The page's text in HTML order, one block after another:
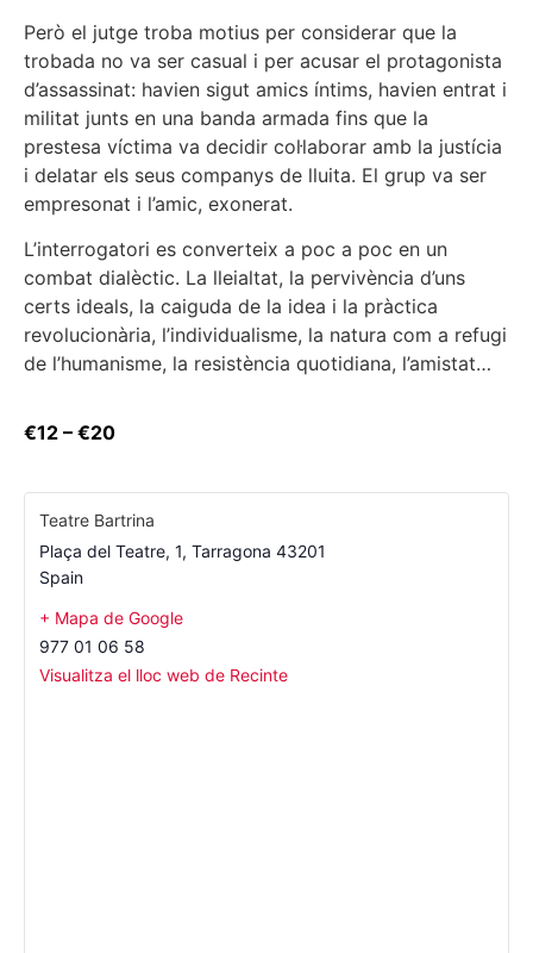
Però el jutge troba motius per considerar que la
trobada no va ser casual i per acusar el protagonista
d’assassinat: havien sigut amics íntims, havien entrat i
militat junts en una banda armada fins que la
prestesa víctima va decidir col·laborar amb la justícia
i delatar els seus companys de lluita. El grup va ser
empresonat i l’amic, exonerat.
L’interrogatori es converteix a poc a poc en un
combat dialèctic. La lleialtat, la pervivència d’uns
certs ideals, la caiguda de la idea i la pràctica
revolucionària, l’individualisme, la natura com a refugi
de l’humanisme, la resistència quotidiana, l’amistat…
€12 – €20
Teatre Bartrina
Plaça del Teatre, 1, Tarragona 43201
Spain
+ Mapa de Google
977 01 06 58
Visualitza el lloc web de Recinte